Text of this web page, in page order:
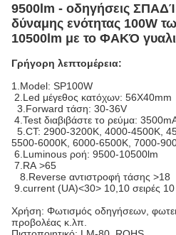
9500lm - οδηγήσεις
δύναμης ενότητας 100W
10500lm με το ΦΑΚΌ
Γρήγορη λεπτομέρεια:
1.Model: SP100W
2.Led μέγεθος κατόχων: 56X40mm
3.Forward τάση: 30-36V
4.Test διαβιβάστε το ρεύμα:
5.CT: 2900-3200K, 4000-4500K,
5500-6000K, 6000-6500K, 7000-
6.Luminous ροή: 9500-10500lm
7.RA >65
8.Reverse αντιστροφή τάσης >18
9.current (UA)<30> 10,10 σειρές
Χρήση: Φωτισμός οδηγήσεων,
προβολέας κ.λπ.